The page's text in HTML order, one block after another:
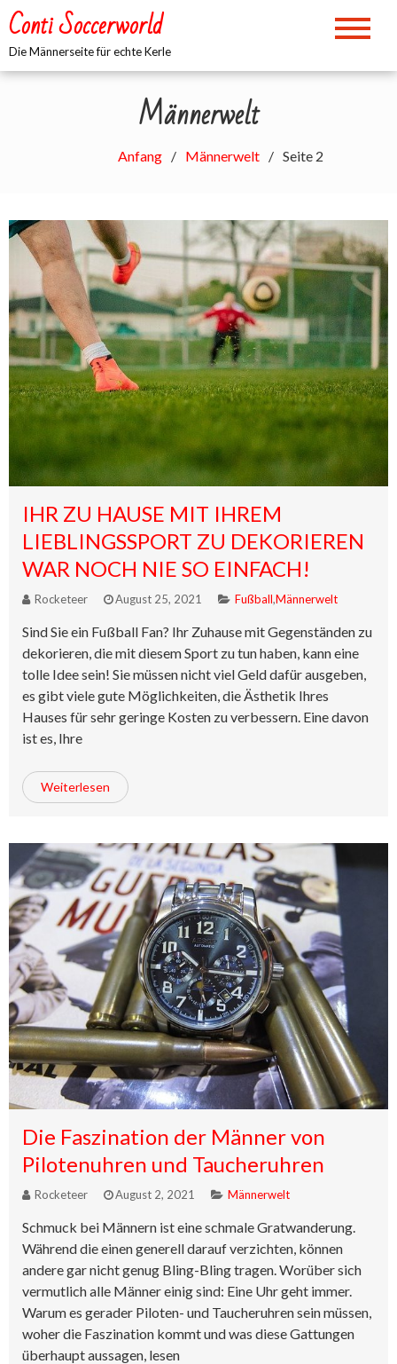
Zum
Inhalt
springen
Conti Soccerworld
Die Männerseite für echte Kerle
Männerwelt
Anfang Männerwelt Seite 2
IHR ZU HAUSE MIT IHREM
LIEBLINGSSPORT ZU DEKORIEREN
WAR NOCH NIE SO EINFACH!
Rocketeer August 25, 2021 Fußball,Männerwelt
Sind Sie ein Fußball Fan? Ihr Zuhause mit Gegenständen zu
dekorieren, die mit diesem Sport zu tun haben, kann eine
tolle Idee sein! Sie müssen nicht viel Geld dafür ausgeben,
es gibt viele gute Möglichkeiten, die Ästhetik Ihres
Hauses für sehr geringe Kosten zu verbessern. Eine davon
ist es, Ihre
Weiterlesen
Die Faszination der Männer von
Pilotenuhren und Taucheruhren
Rocketeer August 2, 2021 Männerwelt
Schmuck bei Männern ist eine schmale Gratwanderung.
Während die einen generell darauf verzichten, können
andere gar nicht genug Bling-Bling tragen. Worüber sich
vermutlich alle Männer einig sind: Eine Uhr geht immer.
Warum es gerader Piloten- und Taucheruhren sein müssen,
woher die Faszination kommt und was diese Gattungen
überhaupt aussagen, lesen